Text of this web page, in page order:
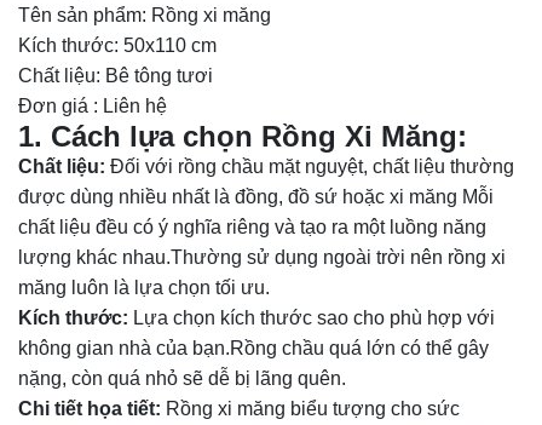
Tên sản phẩm: Rồng xi măng
Kích thước: 50x110 cm
Chất liệu: Bê tông tươi
Đơn giá : Liên hệ
1. Cách lựa chọn Rồng Xi Măng:
Chất liệu: Đối với rồng chầu mặt nguyệt, chất liệu thường
được dùng nhiều nhất là đồng, đồ sứ hoặc xi măng Mỗi
chất liệu đều có ý nghĩa riêng và tạo ra một luồng năng
lượng khác nhau.Thường sử dụng ngoài trời nên rồng xi
măng luôn là lựa chọn tối ưu.
Kích thước: Lựa chọn kích thước sao cho phù hợp với
không gian nhà của bạn.Rồng chầu quá lớn có thể gây
nặng, còn quá nhỏ sẽ dễ bị lãng quên.
Chi tiết họa tiết: Rồng xi măng biểu tượng cho sức